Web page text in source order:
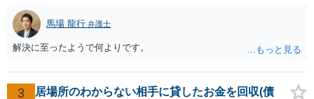
馬場 龍行 弁護士
解決に至ったようで何よりです。
3 居場所のわからない相手に貸したお金を回収(債